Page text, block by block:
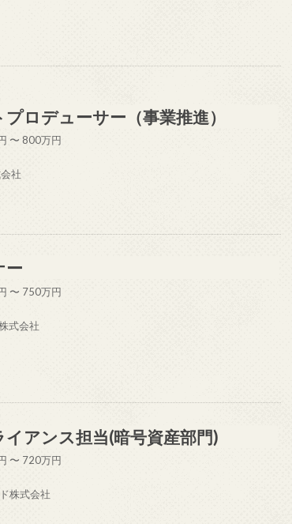
ロデューサー（事業推進）
〜 800万円
社
ー
〜 750万円
式会社
イアンス担当(暗号資産部門)
〜 720万円
株式会社